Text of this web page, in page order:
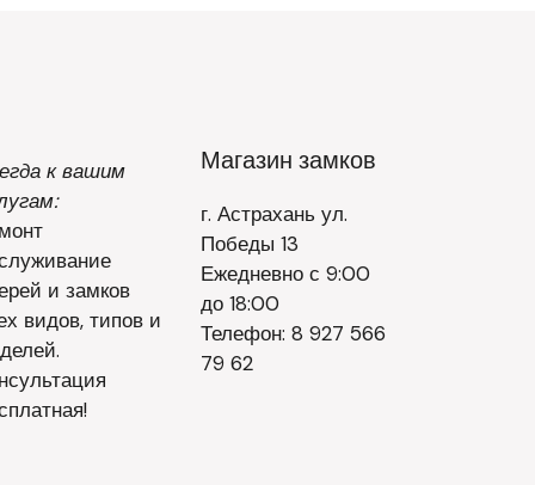
к вашим
и замков
видов, типов и
Магазин замков
г. Астрахань ул.
Победы 13
Ежедневно с 9:00
до 18:00
Телефон: 8 927 566
79 62